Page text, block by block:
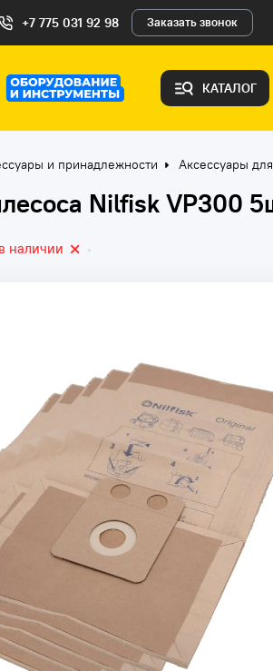
+7 775 031 92 98 Заказать звонок
КАТАЛОГ
и принадлежности Аксессуары
Nilfisk VP300
наличии •